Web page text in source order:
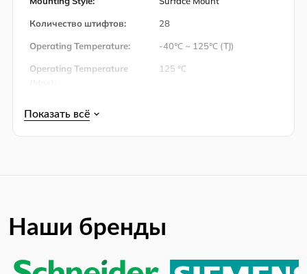
Количество штифтов: 28
Operating Temperature: -40℃ ~ 125℃ (TJ)
Operating Temperature
125 ℃
(Min):
Designs
Edition:
Наши бренды